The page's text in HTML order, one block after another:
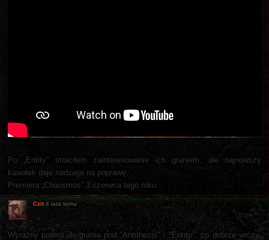
Po „Entity” straciłem zainteresowanie ich graniem, ale najnowszy
kawałek daje nadzieje na poprawę.
Premiera „Chaosmos” 3 czerwca tego roku.
Czit 4 lata temu
Wyraźny powrót do grania pod "Antithesis" i "Entity", co dobrze wróży,